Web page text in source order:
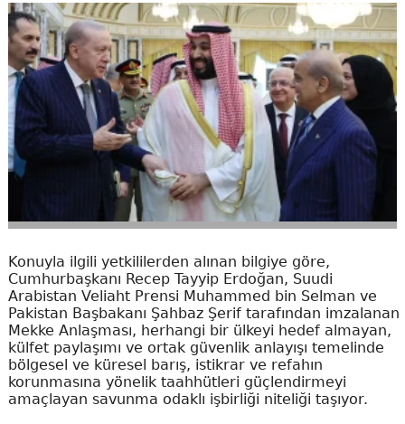
Konuyla ilgili yetkililerden alınan bilgiye göre,
Cumhurbaşkanı Recep Tayyip Erdoğan, Suudi
Arabistan Veliaht Prensi Muhammed bin Selman ve
Pakistan Başbakanı Şahbaz Şerif tarafından imzalanan
Mekke Anlaşması, herhangi bir ülkeyi hedef almayan,
külfet paylaşımı ve ortak güvenlik anlayışı temelinde
bölgesel ve küresel barış, istikrar ve refahın
korunmasına yönelik taahhütleri güçlendirmeyi
amaçlayan savunma odaklı işbirliği niteliği taşıyor.